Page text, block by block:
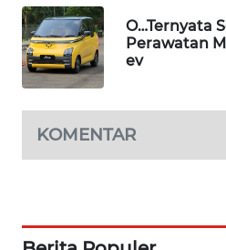
O…Ternyata
Perawatan
ev
KOMENTAR
SELEB
WAHANA
PERSONA
WAHANA
OTOMOTIF